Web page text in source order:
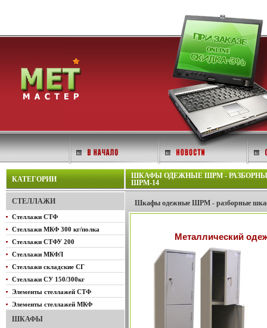
КАТЕГОРИИ
СТЕЛЛАЖИ
Стеллажи СТФ
Стеллажи МКФ 300 кг/полка
Стеллажи СТФУ 200
Стеллажи МКФЛ
Стеллажи складские СГ
Стеллажи СУ 150/300кг
Элементы стеллажей СТФ
Элементы стеллажей МКФ
ШКАФЫ
ШКАФЫ ОДЕЖНЫЕ ШРМ -
ШРМ-14
Шкафы одежные ШРМ - разборные
Металлический